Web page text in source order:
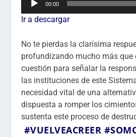
p
o
d
u
c
t
o
r
d
00:00
Ir a descargar
No te pierdas la clarísima
profundizando mucho más que
cuestión para señalar la
las instituciones de este
necesidad vital de una
dispuesta a romper los
sustenta este proceso de
#VUELVEACREER